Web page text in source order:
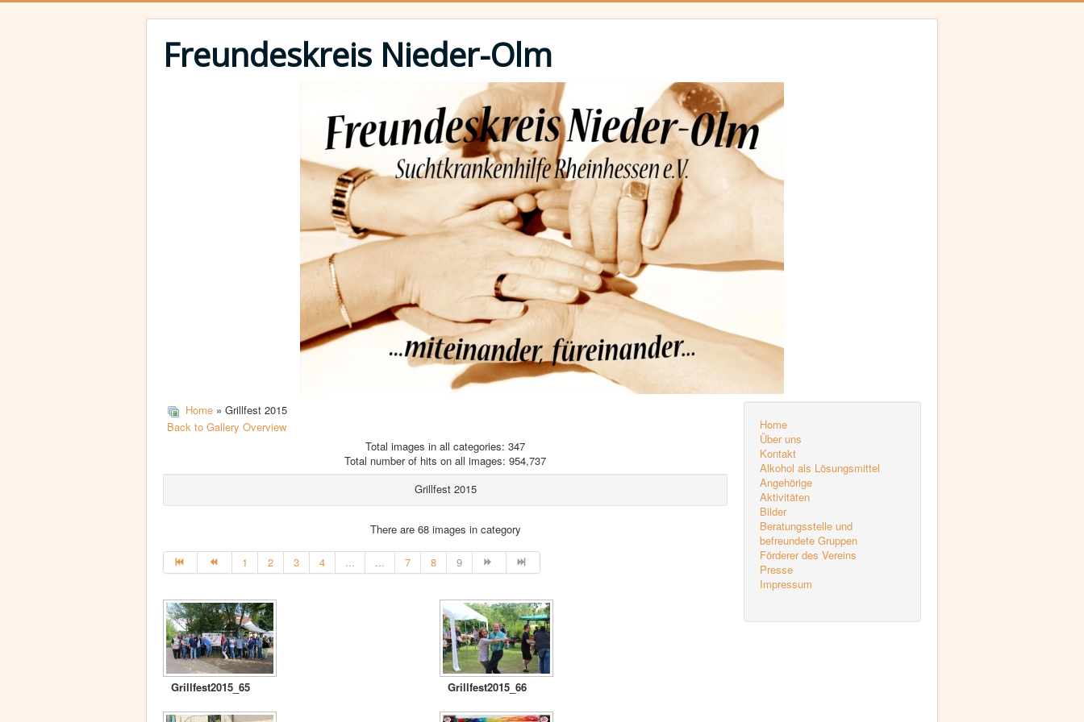
Freundeskreis Nieder-Olm
Home » Grillfest 2015
Back to Gallery Overview
Total images in all categories: 347
Total number of hits on all images: 954,737
Grillfest 2015
There are 68 images in category
1 2 3 4 ... ... 7 8 9
Grillfest2015_65 Grillfest2015_66
Home
Über uns
Kontakt
Alkohol als Lösungsmittel
Angehörige
Aktivitäten
Bilder
Beratungsstelle und
befreundete Gruppen
Förderer des Vereins
Presse
Impressum